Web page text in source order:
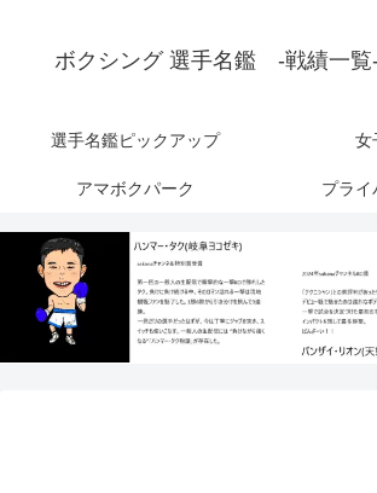
ボクシング 選手名鑑 -戦績一覧
選手名鑑ピックアップ 女
アマボクパーク プライ